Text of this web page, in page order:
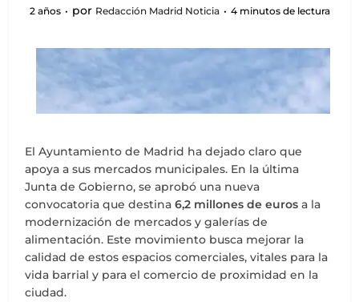
2 años por Redacción Madrid Noticia 4 minutos de lectura
El Ayuntamiento de Madrid ha dejado claro que
apoya a sus mercados municipales. En la última
Junta de Gobierno, se aprobó una nueva
convocatoria que destina6,2 millones de euros a la
modernización de mercados y galerías de
alimentación. Este movimiento busca mejorar la
calidad de estos espacios comerciales, vitales para la
vida barrial y para el comercio de proximidad en la
ciudad.